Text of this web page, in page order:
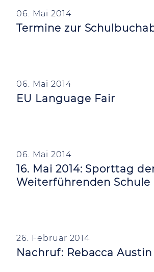
06. Mai 2014
Termine zur
06. Mai 2014
EU Language Fair
06. Mai 2014
16. Mai 2014: Sporttag
Weiterführenden Schule
26. Februar 2014
Nachruf: Rebacca Austin